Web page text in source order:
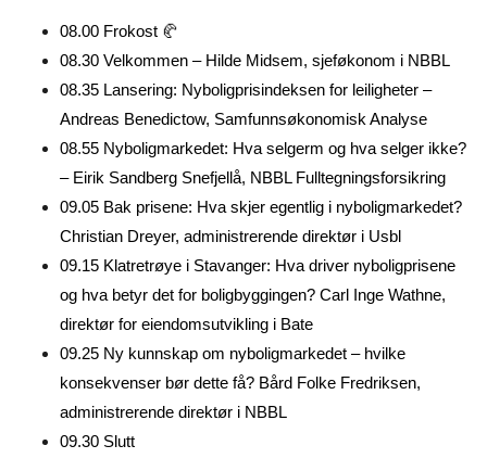
08.00 Frokost 🥐
08.30 Velkommen – Hilde Midsem, sjeføkonom i NBBL
08.35 Lansering: Nyboligprisindeksen for leiligheter –
Andreas Benedictow, Samfunnsøkonomisk Analyse
08.55 Nyboligmarkedet: Hva selgerm og hva selger ikke?
– Eirik Sandberg Snefjellå, NBBL Fulltegningsforsikring
09.05 Bak prisene: Hva skjer egentlig i nyboligmarkedet?
Christian Dreyer, administrerende direktør i Usbl
09.15 Klatretrøye i Stavanger: Hva driver nyboligprisene
og hva betyr det for boligbyggingen? Carl Inge Wathne,
direktør for eiendomsutvikling i Bate
09.25 Ny kunnskap om nyboligmarkedet – hvilke
konsekvenser bør dette få? Bård Folke Fredriksen,
administrerende direktør i NBBL
09.30 Slutt